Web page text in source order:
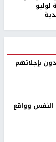
لوليو
بإجلائهم
وواقع